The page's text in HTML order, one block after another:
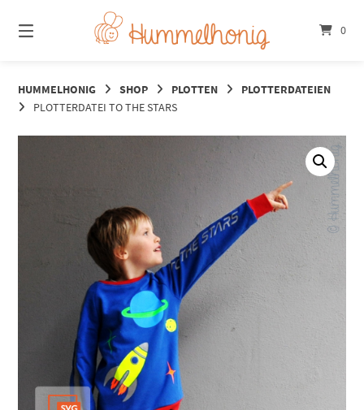
zum
Inhalt
0
HUMMELHONIG SHOP PLOTTEN
PLOTTERDATEIEN
PLOTTERDATEI TO THE STARS